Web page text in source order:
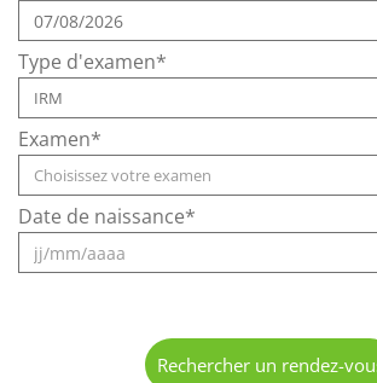
Type d'examen*
IRM
Examen*
Choisissez votre examen
Date de naissance*
Rechercher un rendez-